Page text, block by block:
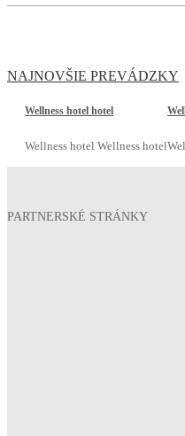
NAJNOVŠIE PREVÁDZKY
Wellness hotel hotel
Wellness hotel Wellness hotel
PARTNERSKÉ STRÁNKY